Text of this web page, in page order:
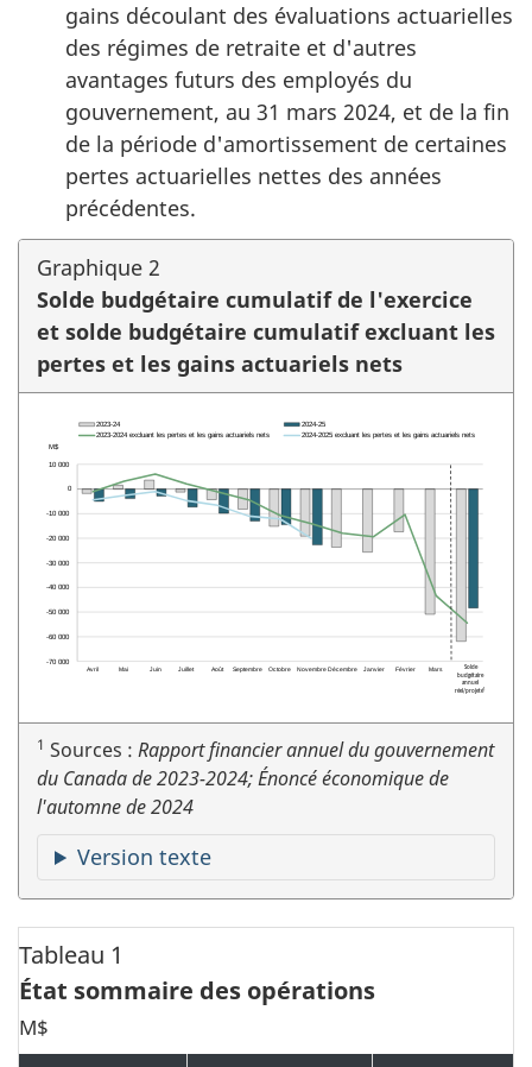
gains découlant des évaluations actuarielles
des régimes de retraite et d'autres
avantages futurs des employés du
gouvernement, au 31 mars 2024, et de la fin
de la période d'amortissement de certaines
pertes actuarielles nettes des années
précédentes.
Graphique 2
Solde budgétaire cumulatif de l'exercice
et solde budgétaire cumulatif excluant les
pertes et les gains actuariels nets
1 Sources : Rapport financier annuel du gouvernement
du Canada de 2023-2024; Énoncé économique de
l'automne de 2024
Version texte
Tableau 1
État sommaire des opérations
M$